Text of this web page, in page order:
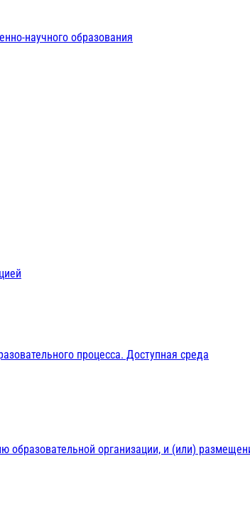
научного образования
процесса. Доступная среда
организации, и (или)